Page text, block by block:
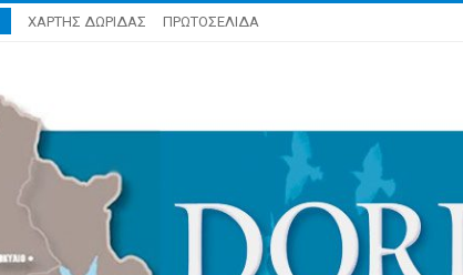
ΧΑΡΤΗΣ ΔΩΡΙΔΑΣ ΠΡΩΤΟΣΕΛΙΔΑ